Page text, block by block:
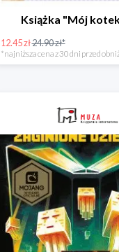
Książka "Mój
12.45 zł24.90 zł*
*najniższa cena z 30 dni przed